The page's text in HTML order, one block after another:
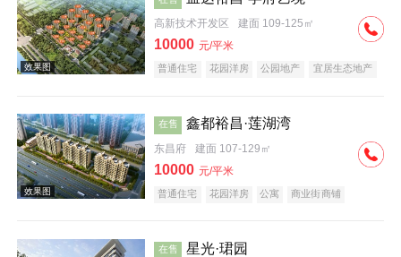
效果图
高新技术开发区 建面 109-125㎡
10000 元/平米
普通住宅 花园洋房 公园地产
宜居生态地产
在售 鑫都裕昌·莲湖湾
东昌府 建面 107-129㎡
10000 元/平米
普通住宅 花园洋房 公寓
商业街商铺
在售 星光·珺园